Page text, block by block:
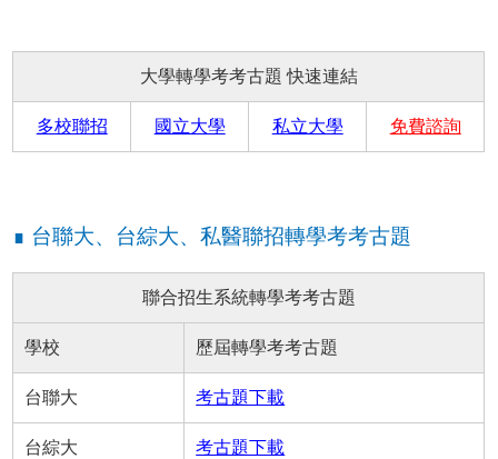
大學轉學考考古題 快速連結
多校聯招 國立大學 私立大學 免費諮詢
∎ 台聯大、台綜大、私醫聯招轉學考考古題
聯合招生系統轉學考考古題
學校 歷屆轉學考考古題
台聯大 考古題下載
台綜大 考古題下載